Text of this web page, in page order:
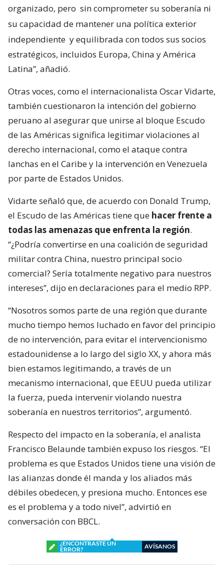
organizado, pero sin comprometer su soberanía ni
su capacidad de mantener una política exterior
independiente y equilibrada con todos sus socios
estratégicos, incluidos Europa, China y América
Latina”, añadió.
Otras voces, como el internacionalista Oscar Vidarte,
también cuestionaron la intención del gobierno
peruano al asegurar que unirse al bloque Escudo
de las Américas significa legitimar violaciones al
derecho internacional, como el ataque contra
lanchas en el Caribe y la intervención en Venezuela
por parte de Estados Unidos.
Vidarte señaló que, de acuerdo con Donald Trump,
el Escudo de las Américas tiene que hacer frente a
todas las amenazas que enfrenta la región.
“¿Podría convertirse en una coalición de seguridad
militar contra China, nuestro principal socio
comercial? Sería totalmente negativo para nuestros
intereses”, dijo en declaraciones para el medio RPP.
“Nosotros somos parte de una región que durante
mucho tiempo hemos luchado en favor del principio
de no intervención, para evitar el intervencionismo
estadounidense a lo largo del siglo XX, y ahora más
bien estamos legitimando, a través de un
mecanismo internacional, que EEUU pueda utilizar
la fuerza, pueda intervenir violando nuestra
soberanía en nuestros territorios”, argumentó.
Respecto del impacto en la soberanía, el analista
Francisco Belaunde también expuso los riesgos. “El
problema es que Estados Unidos tiene una visión de
las alianzas donde él manda y los aliados más
débiles obedecen, y presiona mucho. Entonces ese
es el problema y a todo nivel”, advirtió en
conversación con BBCL.
¿ENCONTRASTE UN
ERROR?
AVÍSANOS